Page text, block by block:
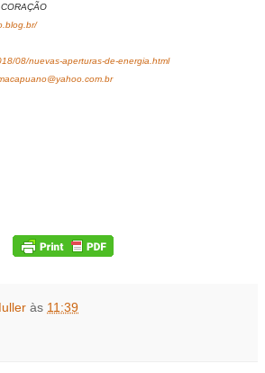
08/nuevas-aperturas-de-energia.html
às 11:39